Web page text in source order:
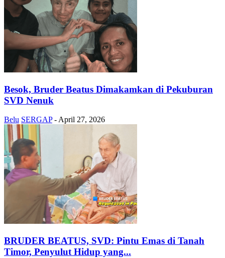
Besok, Bruder Beatus Dimakamkan di Pekuburan
SVD Nenuk
Belu SERGAP - April 27, 2026
BRUDER BEATUS, SVD: Pintu Emas di Tanah
Timor, Penyulut Hidup yang...